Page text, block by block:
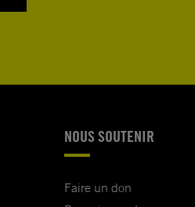
NOUS SOUTENIR
Faire un don